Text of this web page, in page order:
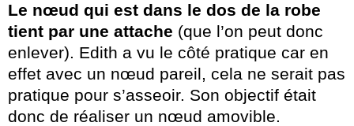
Le nœud qui est dans le dos de la robe
tient par une attache (que l’on peut donc
enlever). Edith a vu le côté pratique car en
effet avec un nœud pareil, cela ne serait pas
pratique pour s’asseoir. Son objectif était
donc de réaliser un nœud amovible.